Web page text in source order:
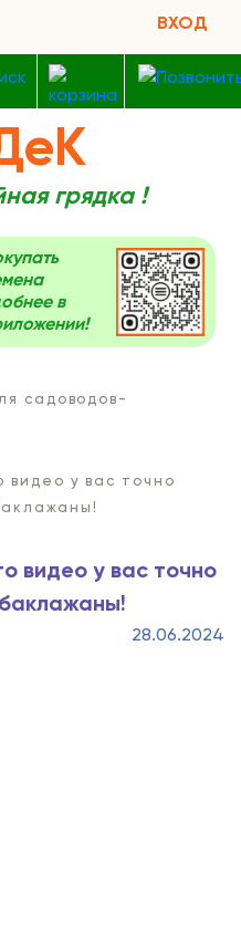
ВХОД
грядка !
в
садоводов-
видео у вас точно
видео у вас точно
28.06.2024